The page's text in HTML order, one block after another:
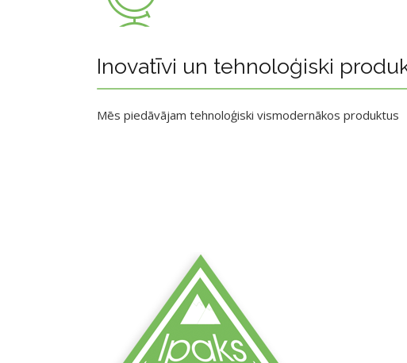
Inovatīvi un tehnoloģiski
Mēs piedāvājam tehnoloģiski vismodernākos produktus